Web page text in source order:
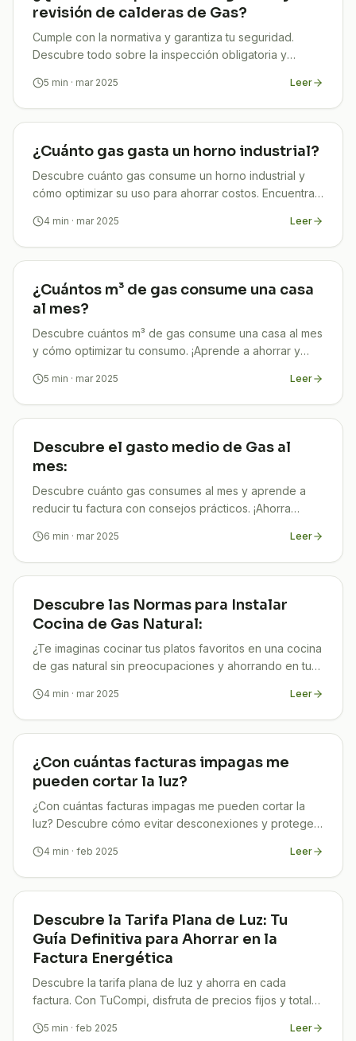
revisión de calderas de Gas?
Cumple con la normativa y garantiza tu seguridad.
Descubre todo sobre la inspección obligatoria y
5 min · mar 2025 Leer
¿Cuánto gas gasta un horno industrial?
Descubre cuánto gas consume un horno industrial y
cómo optimizar su uso para ahorrar costos. Encuentra
4 min · mar 2025 Leer
¿Cuántos m³ de gas consume una casa
al mes?
Descubre cuántos m³ de gas consume una casa al mes
y cómo optimizar tu consumo. ¡Aprende a ahorrar y
5 min · mar 2025 Leer
Descubre el gasto medio de Gas al
mes:
Descubre cuánto gas consumes al mes y aprende a
reducir tu factura con consejos prácticos. ¡Ahorra
6 min · mar 2025 Leer
Descubre las Normas para Instalar
Cocina de Gas Natural:
¿Te imaginas cocinar tus platos favoritos en una cocina
de gas natural sin preocupaciones y ahorrando en tus
4 min · mar 2025 Leer
¿Con cuántas facturas impagas me
pueden cortar la luz?
¿Con cuántas facturas impagas me pueden cortar la
luz? Descubre cómo evitar desconexiones y protege
4 min · feb 2025 Leer
Descubre la Tarifa Plana de Luz: Tu
Guía Definitiva para Ahorrar en la
Factura Energética
Descubre la tarifa plana de luz y ahorra en cada
factura. Con TuCompi, disfruta de precios fijos y total
5 min · feb 2025 Leer